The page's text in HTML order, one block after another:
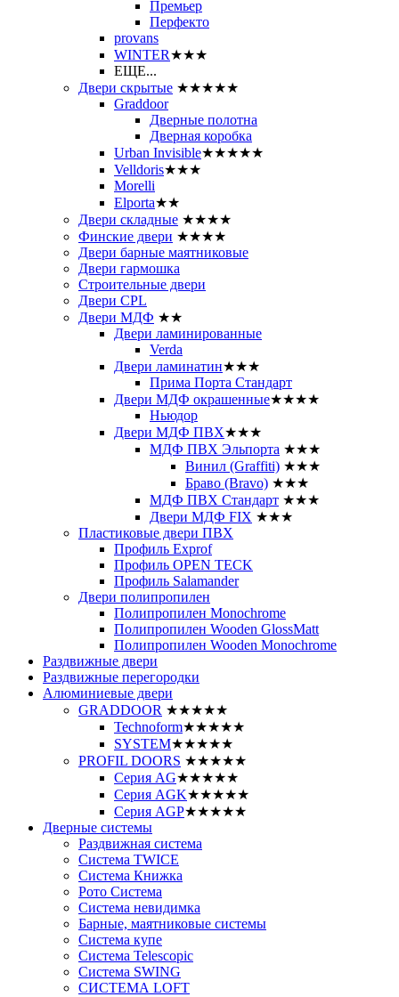
Премьер
Перфекто
provans
WINTER★★★
ЕЩЕ...
Двери скрытые ★★★★★
Graddoor
Дверные полотна
Дверная коробка
Urban Invisible★★★★★
Velldoris★★★
Morelli
Elporta★★
Двери складные ★★★★
Финские двери ★★★★
Двери барные маятниковые
Двери гармошка
Строительные двери
Двери CРL
Двери МДФ ★★
Двери ламинированные
Verda
Двери ламинатин★★★
Прима Порта Стандарт
Двери МДФ окрашенные★★★★
Ньюдор
Двери МДФ ПВХ★★★
МДФ ПВХ Эльпорта ★★★
Винил (Graffiti) ★★★
Браво (Bravo) ★★★
МДФ ПВХ Стандарт ★★★
Двери МДФ FIX ★★★
Пластиковые двери ПВХ
Профиль Exprof
Профиль OPEN TECK
Профиль Salamander
Двери полипропилен
Полипропилен Monochrome
Полипропилен Wooden GlossMatt
Полипропилен Wooden Monochrome
Раздвижные двери
Раздвижные перегородки
Алюминиевые двери
GRADDOOR ★★★★★
Technoform★★★★★
SYSTEM★★★★★
PROFIL DOORS ★★★★★
Серия AG★★★★★
Серия AGK★★★★★
Серия AGP★★★★★
Дверные системы
Раздвижная система
Система TWICE
Система Книжка
Рото Система
Система невидимка
Барные, маятниковые системы
Система купе
Система Telescopic
Система SWING
СИСТЕМА LOFT